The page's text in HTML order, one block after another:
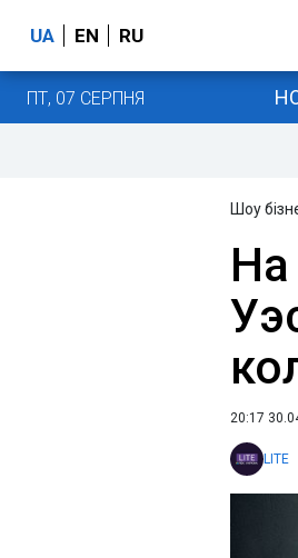
UA EN RU
ПТ, 07 СЕРПНЯ
Шоу
На
20:17
LITE